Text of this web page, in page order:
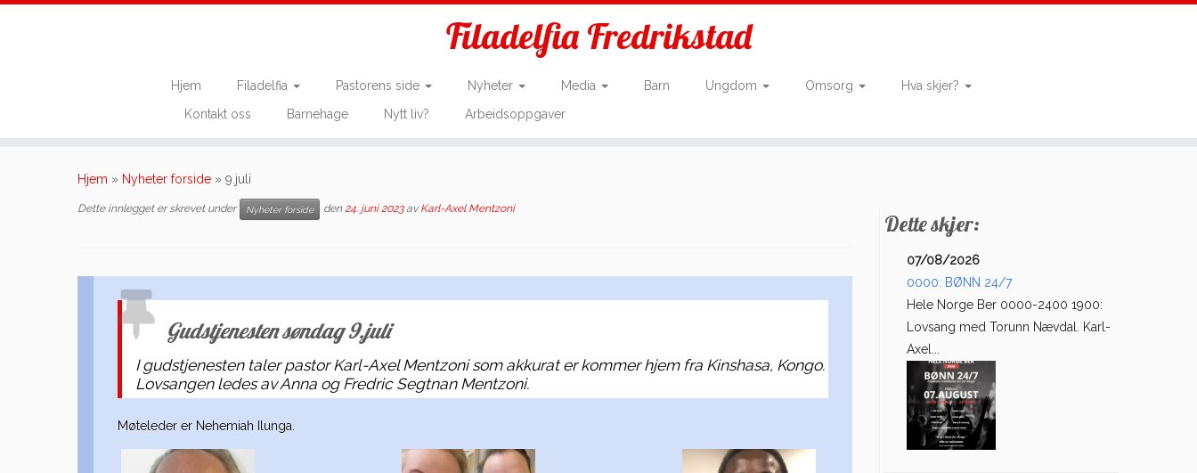
Filadelfia Fredrikstad
Hjem Filadelfia Pastorens side Nyheter Media Barn Ungdom Omsorg
Hva skjer?
Kontakt oss
Barnehage Nytt liv? Arbeidsoppgaver
Hjem » Nyheter forside » 9.juli
Dette innlegget er skrevet under Nyheter forside den24. juni 2023 avKarl-Axel Mentzoni
Gudstjenesten søndag 9.juli
I gudstjenesten taler pastor Karl-Axel Mentzoni som akkurat er kommer hjem fra Kinshasa, Kongo.
Lovsangen ledes av Anna og Fredric Segtnan Mentzoni.
Møteleder er Nehemiah Ilunga.
Dette skjer:
07/08/2026
0000: BØNN 24/7
Hele Norge Ber 0000-2400 1900:
Lovsang med Torunn Nævdal. Karl-
Axel...